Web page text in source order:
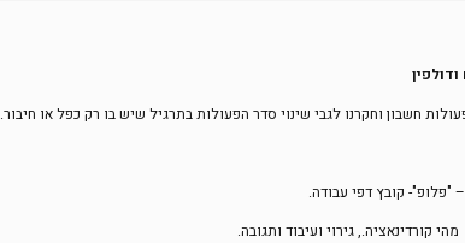
חשבון וחקרנו לגבי שינוי סדר הפעולות בתרגיל שיש בו רק כפל או חיבור.
"פלופ"- קובץ דפי עבודה.
קורדינאציה., גירוי ועיבוד ותגובה.